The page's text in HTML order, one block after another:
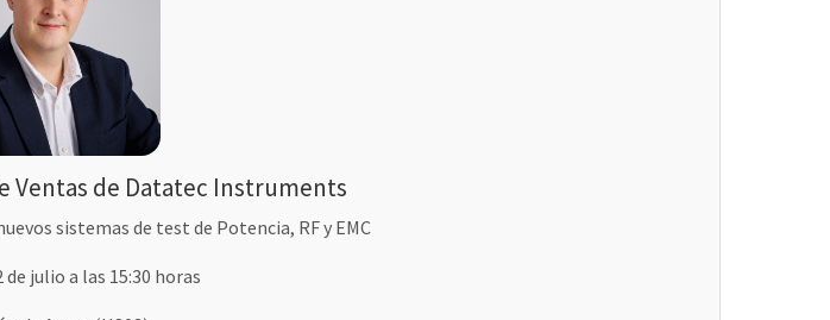
Ventas de Datatec Instruments
sistemas de test de Potencia, RF y EMC
de julio a las 15:30 horas